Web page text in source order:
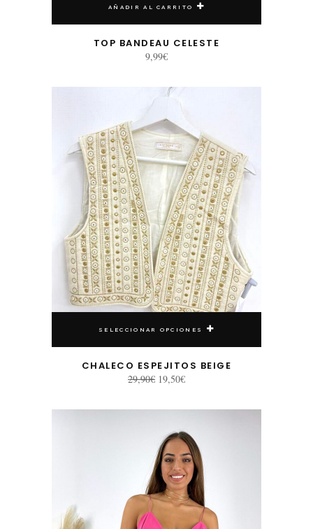
AÑADIR AL CARRITO
TOP BANDEAU CELESTE
9,99€
SELECCIONAR OPCIONES
CHALECO ESPEJITOS BEIGE
29,90€ El
precio
era:
19,50€El
es: